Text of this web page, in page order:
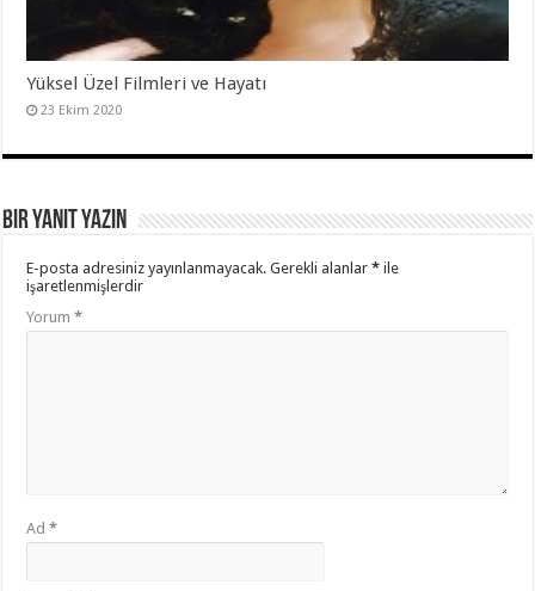
Yüksel Üzel Filmleri ve Hayatı
23 Ekim 2020
Bir yanıt yazın
E-posta adresiniz yayınlanmayacak. Gerekli alanlar* ile
işaretlenmişlerdir
Yorum*
Ad*